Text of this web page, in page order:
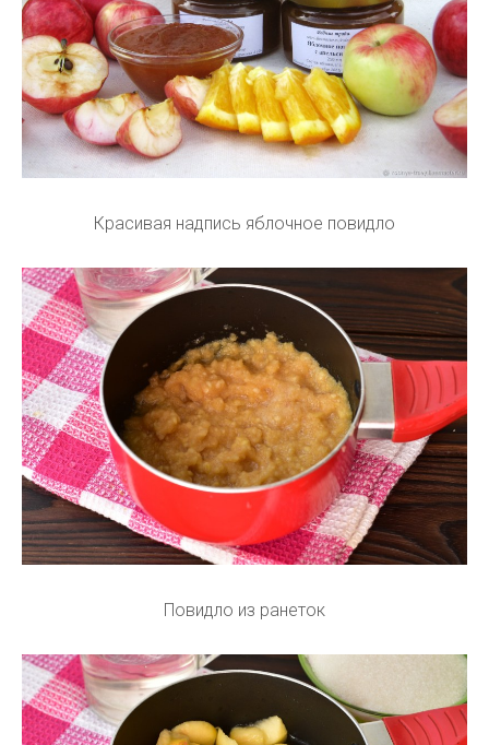
Красивая надпись яблочное повидло
Повидло из ранеток